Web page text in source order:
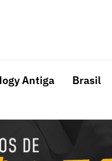
Antiga Brasil